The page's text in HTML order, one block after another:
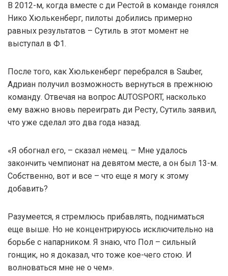
В 2012-м, когда вместе с ди Рестой в команде гонялся
Нико Хюлькенберг, пилоты добились примерно
равных результатов – Сутиль в этот момент не
выступал в Ф1.
После того, как Хюлькенберг перебрался в Sauber,
Адриан получил возможность вернуться в прежнюю
команду. Отвечая на вопрос AUTOSPORT, насколько
ему важно вновь переиграть ди Ресту, Сутиль заявил,
что уже сделал это два года назад.
«Я обогнал его, – сказал немец. – Мне удалось
закончить чемпионат на девятом месте, а он был 13-м.
Собственно, вот и все – что еще я могу к этому
добавить?
Разумеется, я стремлюсь прибавлять, подниматься
еще выше. Но не концентрируюсь исключительно на
борьбе с напарником. Я знаю, что Пол – сильный
гонщик, но я доказал, что тоже кое-чего стою. И
волноваться мне не о чем».